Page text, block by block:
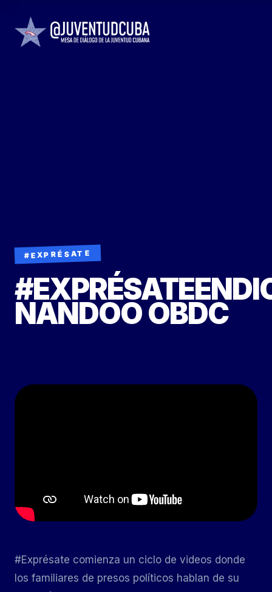
#EXPRÉSATE
NANDOO OBDC
#Exprésate comienza un ciclo de videos donde
los familiares de presos políticos hablan de su